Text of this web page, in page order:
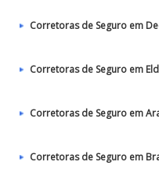
Corretoras de Seguro em
Corretoras de Seguro em
Corretoras de Seguro em
Corretoras de Seguro em